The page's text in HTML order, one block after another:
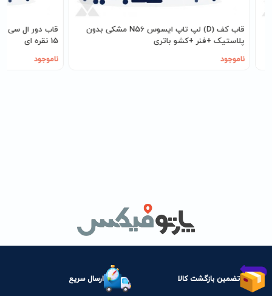
قاب کف (D) لپ تاپ ایسوس N56 مشکی بدون
پلاستيک +فنر +کشو باتری
ناموجود
15 نقره ای
ناموجود
تضمین بازگشت کالا ارسال سریع